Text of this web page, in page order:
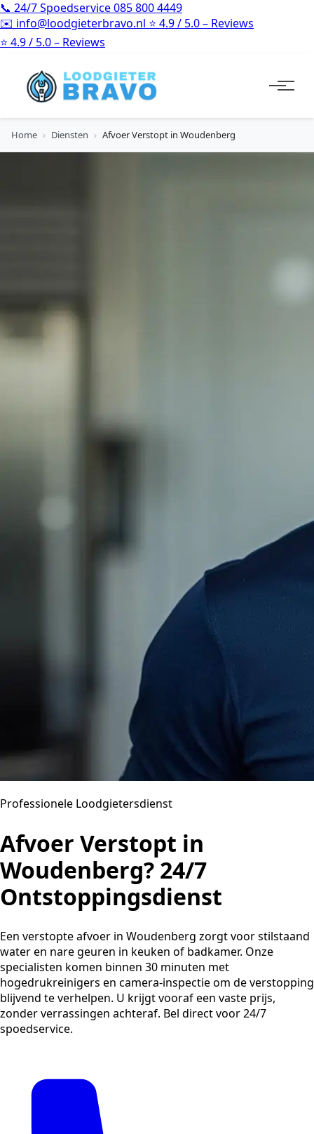
📞 24/7 Spoedservice085 800 4449
✉️ info@loodgieterbravo.nl ⭐ 4.9 / 5.0 – Reviews
⭐ 4.9 / 5.0 – Reviews
Home › Diensten › Afvoer Verstopt in Woudenberg
Professionele Loodgietersdienst
Afvoer Verstopt in
Woudenberg? 24/7
Ontstoppingsdienst
Een verstopte afvoer in Woudenberg zorgt voor stilstaand
water en nare geuren in keuken of badkamer. Onze
specialisten komen binnen 30 minuten met
hogedrukreinigers en camera-inspectie om de verstopping
blijvend te verhelpen. U krijgt vooraf een vaste prijs,
zonder verrassingen achteraf. Bel direct voor 24/7
spoedservice.